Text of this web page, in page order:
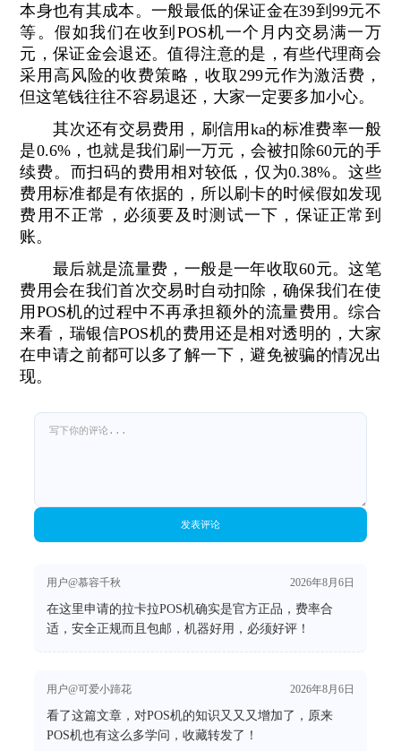
本身也有其成本。一般最低的保证金在39到99元不
等。假如我们在收到POS机一个月内交易满一万
元，保证金会退还。值得注意的是，有些代理商会
采用高风险的收费策略，收取299元作为激活费，
但这笔钱往往不容易退还，大家一定要多加小心。
其次还有交易费用，刷信用ka的标准费率一般
是0.6%，也就是我们刷一万元，会被扣除60元的手
续费。而扫码的费用相对较低，仅为0.38%。这些
费用标准都是有依据的，所以刷卡的时候假如发现
费用不正常，必须要及时测试一下，保证正常到
账。
最后就是流量费，一般是一年收取60元。这笔
费用会在我们首次交易时自动扣除，确保我们在使
用POS机的过程中不再承担额外的流量费用。综合
来看，瑞银信POS机的费用还是相对透明的，大家
在申请之前都可以多了解一下，避免被骗的情况出
现。
发表评论
用户@慕容千秋 2026年8月6日
在这里申请的拉卡拉POS机确实是官方正品，费率合
适，安全正规而且包邮，机器好用，必须好评！
用户@可爱小蹄花 2026年8月6日
看了这篇文章，对POS机的知识又又又增加了，原来
POS机也有这么多学问，收藏转发了！